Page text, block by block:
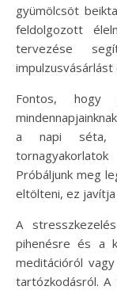
gyümölcsöt
feldolgozott
tervezése
Fontos,
a napi séta,
Próbáljunk meg
eltölteni, ez
A
pihenésre és a
meditációról
tartózkodásról. A